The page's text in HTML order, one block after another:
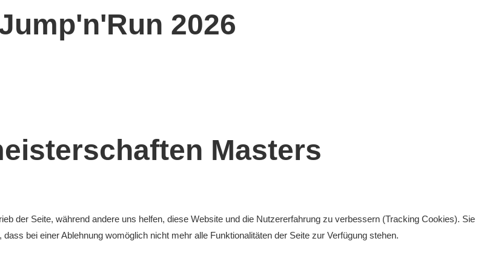
2026
Masters
der Seite, während andere uns helfen, diese Website und die Nutzererfahrung zu verbessern (Tracking Cookies). Sie
bei einer Ablehnung womöglich nicht mehr alle Funktionalitäten der Seite zur Verfügung stehen.